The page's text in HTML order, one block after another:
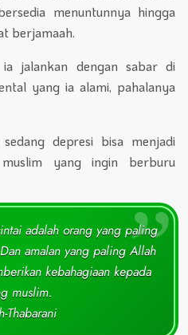
menuntunnya hingga
berjamaah.
jalankan dengan sabar di
yang ia alami, pahalanya
depresi bisa menjadi
yang ingin berburu
adalah orang yang paling
amalan yang paling Allah
kebahagiaan kepada
muslim.
Thabarani